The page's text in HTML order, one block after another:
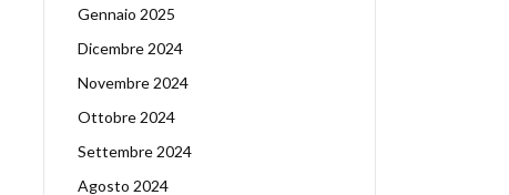
Gennaio 2025
Dicembre 2024
Novembre 2024
Ottobre 2024
Settembre 2024
Agosto 2024